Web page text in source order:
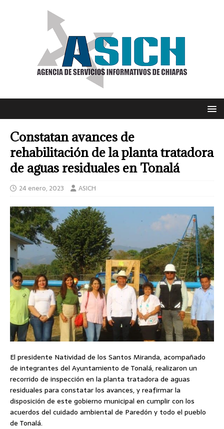
Constatan avances de
rehabilitación de la planta tratadora
de aguas residuales en Tonalá
24 enero, 2023 ASICH
El presidente Natividad de los Santos Miranda, acompañado
de integrantes del Ayuntamiento de Tonalá, realizaron un
recorrido de inspección en la planta tratadora de aguas
residuales para constatar los avances, y reafirmar la
disposición de este gobierno municipal en cumplir con los
acuerdos del cuidado ambiental de Paredón y todo el pueblo
de Tonalá.